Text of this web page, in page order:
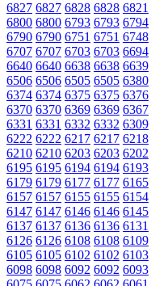
6827 6827 6828 6828 6821
6800 6800 6793 6793 6794
6790 6790 6751 6751 6748
6707 6707 6703 6703 6694
6640 6640 6638 6638 6639
6506 6506 6505 6505 6380
6374 6374 6375 6375 6376
6370 6370 6369 6369 6367
6331 6331 6332 6332 6309
6222 6222 6217 6217 6218
6210 6210 6203 6203 6202
6195 6195 6194 6194 6193
6179 6179 6177 6177 6165
6157 6157 6155 6155 6154
6147 6147 6146 6146 6145
6137 6137 6136 6136 6131
6126 6126 6108 6108 6109
6105 6105 6102 6102 6103
6098 6098 6092 6092 6093